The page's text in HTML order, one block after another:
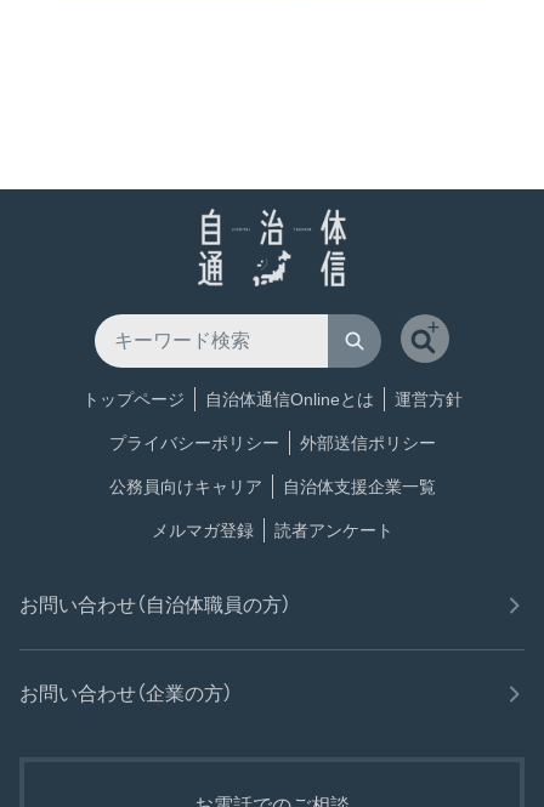
トップページ 自治体通信Onlineとは 運営方針
プライバシーポリシー 外部送信ポリシー
公務員向けキャリア 自治体支援企業一覧
メルマガ登録 読者アンケート
お問い合わせ（自治体職員の方）
お問い合わせ（企業の方）